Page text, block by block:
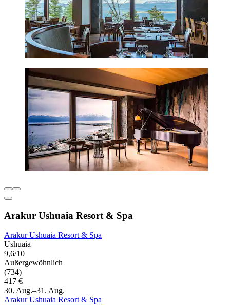
Arakur Ushuaia Resort & Spa
Arakur Ushuaia Resort & Spa
Ushuaia
9,6/10
Außergewöhnlich
(734)
417 €
30. Aug.–31. Aug.
Arakur Ushuaia Resort & Spa